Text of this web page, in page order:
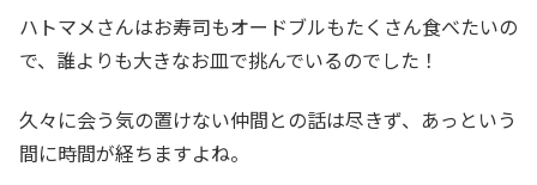
ハトマメさんはお寿司もオードブルもたくさん食べたいの
で、誰よりも大きなお皿で挑んでいるのでした！
久々に会う気の置けない仲間との話は尽きず、あっという
間に時間が経ちますよね。